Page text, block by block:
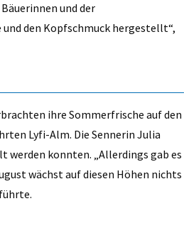
und der
den Kopfschmuck hergestellt“,
ihre Sommerfrische auf den
Lyfi-Alm. Die Sennerin Julia
werden konnten. „Allerdings gab es
wächst auf diesen Höhen nichts